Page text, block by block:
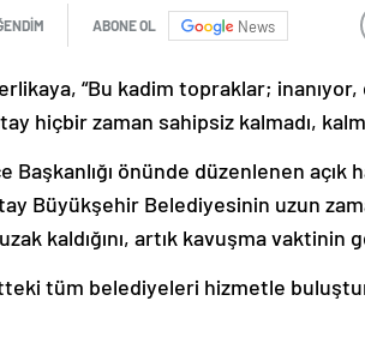
ABONE OL News
“Bu kadim topraklar; inanıyor,
hiçbir zaman sahipsiz kalmadı,
Başkanlığı önünde düzenlenen açık
Büyükşehir Belediyesinin uzun
kaldığını, artık kavuşma vaktinin
tüm belediyeleri hizmetle